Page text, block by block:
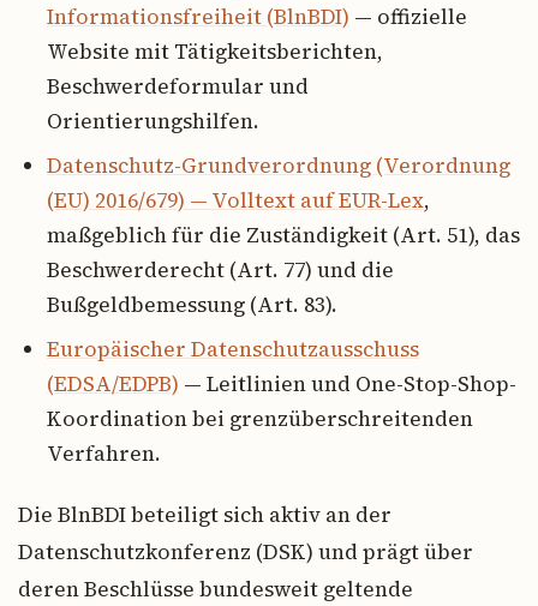
Informationsfreiheit (BlnBDI) — offizielle
Website mit Tätigkeitsberichten,
Beschwerdeformular und
Orientierungshilfen.
Datenschutz-Grundverordnung (Verordnung
(EU) 2016/679) — Volltext auf EUR-Lex,
maßgeblich für die Zuständigkeit (Art. 51), das
Beschwerderecht (Art. 77) und die
Bußgeldbemessung (Art. 83).
Europäischer Datenschutzausschuss
(EDSA/EDPB) — Leitlinien und One-Stop-Shop-
Koordination bei grenzüberschreitenden
Verfahren.
Die BlnBDI beteiligt sich aktiv an der
Datenschutzkonferenz (DSK) und prägt über
deren Beschlüsse bundesweit geltende